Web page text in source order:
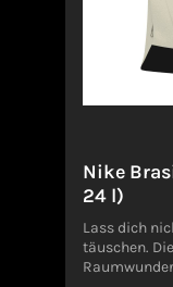
Nike
24 l)
Lass dich
täuschen.